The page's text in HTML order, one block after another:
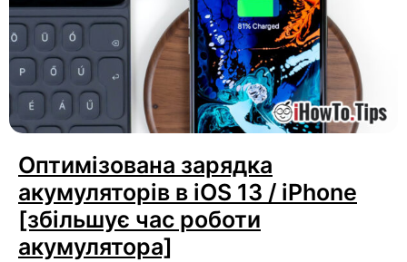
Оптимізована зарядка
акумуляторів в iOS 13 / iPhone
[збільшує час роботи
акумулятора]